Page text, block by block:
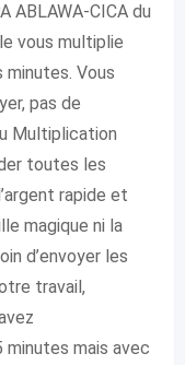
ABLAWA-CICA du
vous multiplie
Vous
pas de
Multiplication
toutes les
rapide et
magique ni la
d’envoyer les
travail,
mais avec